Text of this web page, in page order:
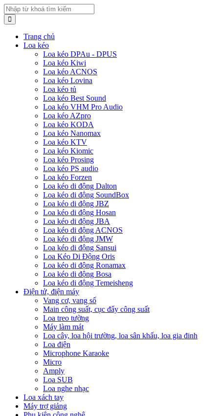
Trang chủ
Loa kéo
Loa kéo DPAu - DPUS
Loa kéo Kiwi
Loa kéo ACNOS
Loa kéo Lovina
Loa kéo tủ
Loa kéo Best Sound
Loa kéo VHM Pro Audio
Loa kéo AZpro
Loa kéo KODA
Loa kéo Nanomax
Loa kéo KTV
Loa kéo Kiomic
Loa kéo Prosing
Loa kéo PS audio
Loa kéo Forzen
Loa kéo di động Dalton
Loa kéo di động SoundBox
Loa kéo di động JBZ
Loa kéo di động Hosan
Loa kéo di động JBA
Loa kéo di động ACNOS
Loa kéo di động JMW
Loa kéo di động Sansui
Loa Kéo Di Động Oris
Loa kéo di động Ronamax
Loa kéo di động Bosa
Loa kéo di động Temeisheng
Điện tử, điện máy
Vang cơ, vang số
Main công suất, cục đẩy công suất
Loa treo tường
Máy làm mát
Loa cây, loa hội trường, loa sân khấu, loa gia đinh
Loa điện
Microphone Karaoke
Micro
Amply
Loa SUB
Loa nghe nhạc
Loa xách tay
Máy trợ giảng